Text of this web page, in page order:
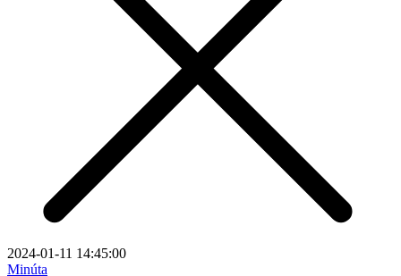
2024-01-11 14:45:00
Minúta